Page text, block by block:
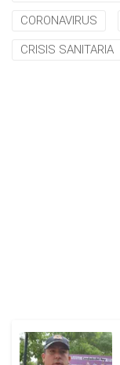
CORONAVIRUS
CRISIS SANITARIA